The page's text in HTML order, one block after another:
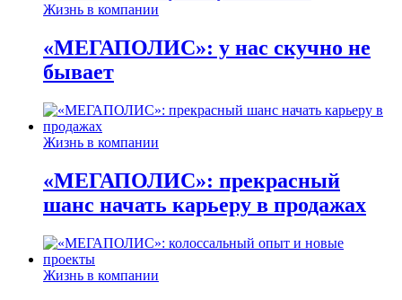
Жизнь в компании
«МЕГАПОЛИС»: у нас скучно не
бывает
Жизнь в компании
«МЕГАПОЛИС»: прекрасный
шанс начать карьеру в продажах
Жизнь в компании